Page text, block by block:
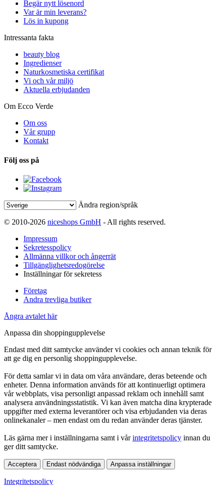
Begär nytt lösenord
Var är min leverans?
Lös in kupong
Intressanta fakta
beauty blog
Ingredienser
Naturkosmetiska certifikat
Vi och vår miljö
Aktuella erbjudanden
Om Ecco Verde
Om oss
Vår grupp
Kontakt
Följ oss på
Ändra region/språk
© 2010-2026 niceshops GmbH - All rights reserved.
Impressum
Sekretesspolicy
Allmänna villkor och ångerrät
Tillgänglighetsredogörelse
Inställningar för sekretess
Företag
Andra trevliga butiker
Ångra avtalet här
Anpassa din shoppingupplevelse
Endast med ditt samtycke använder vi cookies och annan teknik för
att ge dig en personlig shoppingupplevelse.
För detta samlar vi in data om våra användare, deras beteende och
enheter. Denna information används för att kontinuerligt optimera
vår webbplats, visa personligt anpassad reklam och innehåll samt
analysera användningsstatistik. Vi kan även matcha dina krypterade
uppgifter med externa leverantörer och visa erbjudanden via deras
onlinekanaler – men endast om du redan använder deras tjänster.
Läs gärna mer i inställningarna samt i vårintegritetspolicy innan du
ger ditt samtycke.
Acceptera Endast nödvändiga Anpassa inställningar
Integritetspolicy